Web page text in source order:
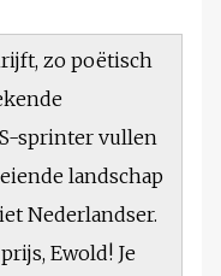
zo poëtisch
sprinter vullen
landschap
Nederlandser.
Ewold! Je